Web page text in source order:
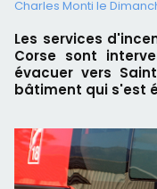
Charles Monti le
Les services
Corse sont
évacuer vers
bâtiment qui s'est